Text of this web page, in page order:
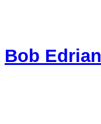
content
Bob Edrian